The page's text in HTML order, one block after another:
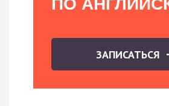
ПО
ЗАПИСАТЬСЯ